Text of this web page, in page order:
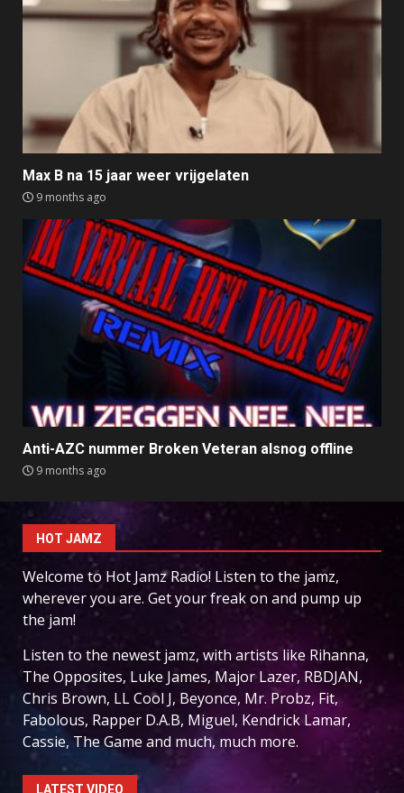
Max B na 15 jaar weer vrijgelaten
9 months ago
Anti-AZC nummer Broken Veteran alsnog offline
9 months ago
HOT JAMZ
Welcome to Hot Jamz Radio! Listen to the jamz,
wherever you are. Get your freak on and pump up
the jam!
Listen to the newest jamz, with artists like Rihanna,
The Opposites, Luke James, Major Lazer, RBDJAN,
Chris Brown, LL Cool J, Beyonce, Mr. Probz, Fit,
Fabolous, Rapper D.A.B, Miguel, Kendrick Lamar,
Cassie, The Game and much, much more.
LATEST VIDEO